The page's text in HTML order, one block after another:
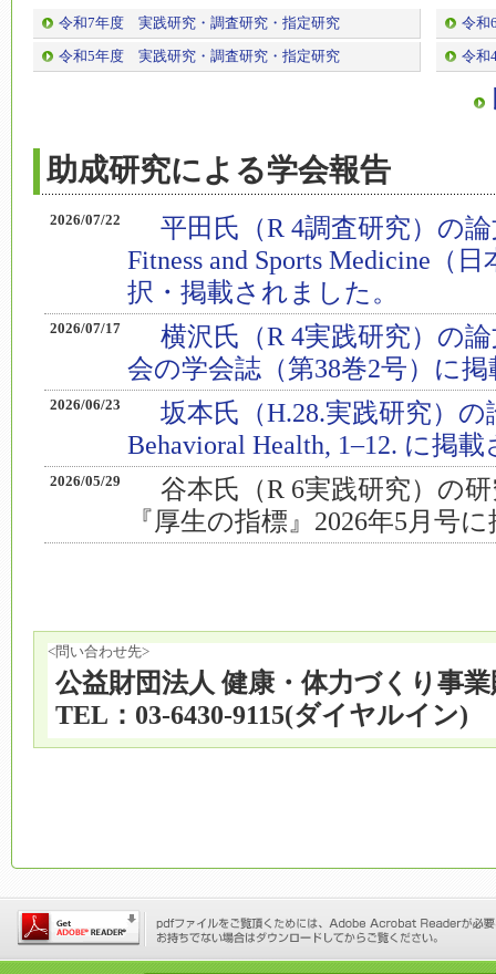
令和7年度 実践研究・調査研究・指定研究
令和
令和5年度 実践研究・調査研究・指定研究
令和
助成研究による学会報告
2026/07/22
平田氏（R 4調査研究）の論
Fitness and Sports Medicine（
択・掲載されました。
2026/07/17
横沢氏（R 4実践研究）の
会の学会誌（第38巻2号）に
2026/06/23
坂本氏（H.28.実践研究）の
Behavioral Health, 1–12. に掲
2026/05/29
谷本氏（R 6実践研究）の
『厚生の指標』2026年5月号
<問い合わせ先>
公益財団法人 健康・体力づくり事
TEL：03-6430-9115(ダイヤルイン)